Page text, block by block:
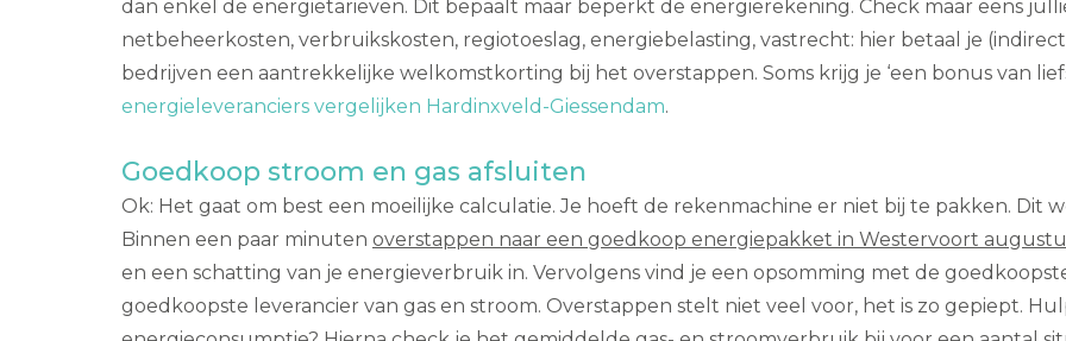
dan enkel de energietarieven. Dit bepaalt maar beperkt de energierekening. Check maar eens
netbeheerkosten, verbruikskosten, regiotoeslag, energiebelasting, vastrecht: hier betaal je
bedrijven een aantrekkelijke welkomstkorting bij het overstappen. Soms krijg je ‘een bonus van
energieleveranciers vergelijken Hardinxveld-Giessendam.
Goedkoop stroom en gas afsluiten
Ok: Het gaat om best een moeilijke calculatie. Je hoeft de rekenmachine er niet bij te pakken. Dit
Binnen een paar minuten overstappen naar een goedkoop energiepakket in Westervoort
en een schatting van je energieverbruik in. Vervolgens vind je een opsomming met de
goedkoopste leverancier van gas en stroom. Overstappen stelt niet veel voor, het is zo gepiept.